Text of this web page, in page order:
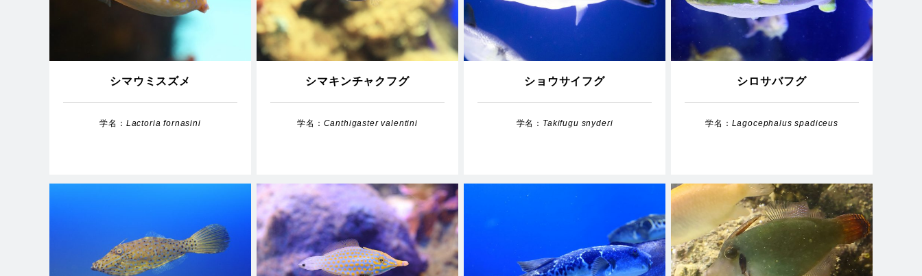
シマウミスズメ
学名： Lactoria fornasini
シマキンチャクフグ
学名： Canthigaster valentini
ショウサイフグ
学名： Takifugu snyderi
シロサバフグ
学名： Lagocephalus spadiceus